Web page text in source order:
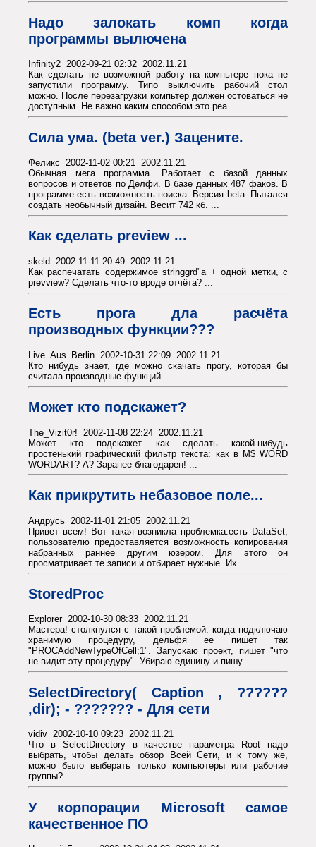
Надо залокать комп когда
программы вылючена
Infinity2 2002-09-21 02:32 2002.11.21
Как сделать не возможной работу на компьтере пока не
запустили программу. Типо выключить рабочий стол
можно. После перезагрузки компьтер должен остоваться не
доступным. Не важно каким способом это реа ...
Сила ума. (beta ver.) Зацените.
Феликс 2002-11-02 00:21 2002.11.21
Обычная мега программа. Работает с базой данных
вопросов и ответов по Делфи. В базе данных 487 факов. В
программе есть возможность поиска. Версия beta. Пытался
создать необычный дизайн. Весит 742 кб. ...
Как сделать preview ...
skeld 2002-11-11 20:49 2002.11.21
Как распечатать содержимое stringgrd"a + одной метки, с
prevview? Сделать что-то вроде отчёта? ...
Есть прога дла расчёта
производных функции???
Live_Aus_Berlin 2002-10-31 22:09 2002.11.21
Кто нибудь знает, где можно скачать прогу, которая бы
считала производные функций ...
Может кто подскажет?
The_Vizit0r! 2002-11-08 22:24 2002.11.21
Может кто подскажет как сделать какой-нибудь
простенький графический фильтр текста: как в M$ WORD
WORDART? А? Заранее благодарен! ...
Как прикрутить небазовое поле...
Андрусь 2002-11-01 21:05 2002.11.21
Привет всем! Вот такая возникла проблемка:есть DataSet,
пользователю предоставляется возможность копирования
набранных раннее другим юзером. Для этого он
просматривает те записи и отбирает нужные. Их ...
StoredProc
Explorer 2002-10-30 08:33 2002.11.21
Мастера! столкнулся с такой проблемой: когда подключаю
хранимую процедуру, дельфя ее пишет так
"PROCAddNewTypeOfCell;1". Запускаю проект, пишет "что
не видит эту процедуру". Убираю единицу и пишу ...
SelectDirectory( Caption , ??????
,dir); - ??????? - Для сети
vidiv 2002-10-10 09:23 2002.11.21
Что в SelectDirectory в качестве параметра Root надо
выбрать, чтобы делать обзор Всей Сети, и к тому же,
можно было выберать только компьютеры или рабочие
группы? ...
У корпорации Microsoft самое
качественное ПО